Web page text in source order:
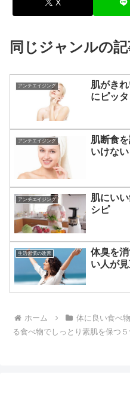
X
同じジャンルの
アンチエイジング
肌がき
にピッ
アンチエイジング
肌断食
いけな
アンチエイジング
肌にい
シピ
生活習慣の改善
体臭を
い人が
ホーム 体に良い食べ
る食べ物でしっとり素肌を保つ